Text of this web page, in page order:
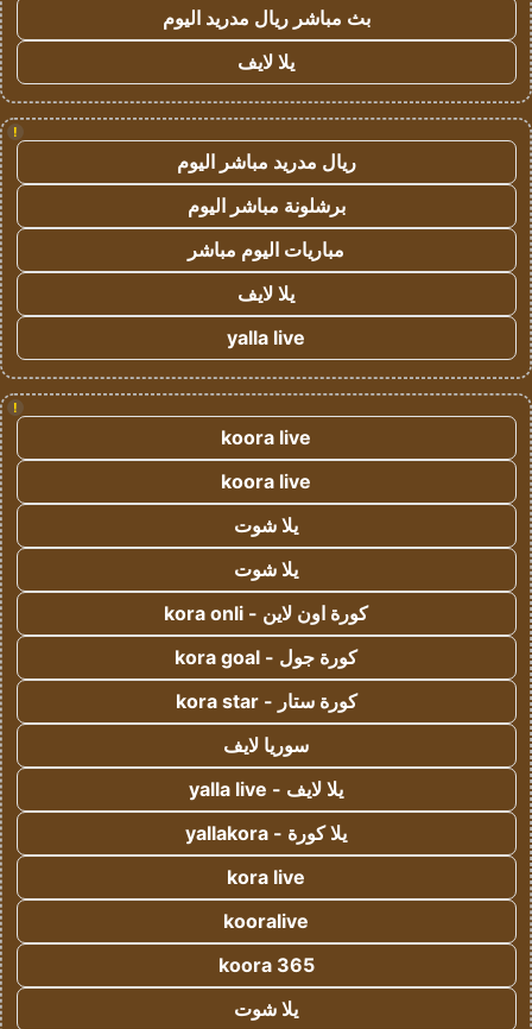
بث مباشر ريال مدريد اليوم
يلا لايف
!
ريال مدريد مباشر اليوم
برشلونة مباشر اليوم
مباريات اليوم مباشر
يلا لايف
yalla live
!
koora live
koora live
يلا شوت
يلا شوت
كورة اون لاين - kora onli
كورة جول - kora goal
كورة ستار - kora star
سوريا لايف
يلا لايف - yalla live
يلا كورة - yallakora
kora live
kooralive
koora 365
يلا شوت